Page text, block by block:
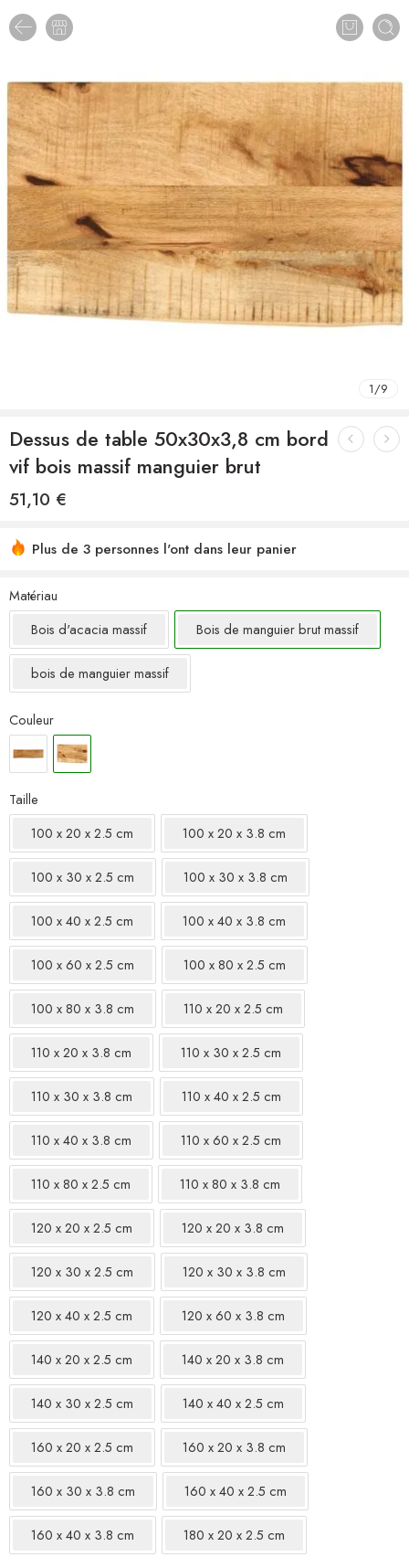
1/9
Dessus de table 50x30x3,8 cm bord
vif bois massif manguier brut
51,10 €
Plus de 3 personnes l'ont dans leur panier
Matériau
Bois d'acacia massif
Bois de manguier brut massif
bois de manguier massif
Couleur
Taille
100 x 20 x 2.5 cm
100 x 20 x 3.8 cm
100 x 30 x 2.5 cm 100 x 30 x 3.8 cm
100 x 40 x 2.5 cm 100 x 40 x 3.8 cm
100 x 60 x 2.5 cm 100 x 80 x 2.5 cm
100 x 80 x 3.8 cm 110 x 20 x 2.5 cm
110 x 20 x 3.8 cm 110 x 30 x 2.5 cm
110 x 30 x 3.8 cm 110 x 40 x 2.5 cm
110 x 40 x 3.8 cm 110 x 60 x 2.5 cm
110 x 80 x 2.5 cm 110 x 80 x 3.8 cm
120 x 20 x 2.5 cm 120 x 20 x 3.8 cm
120 x 30 x 2.5 cm 120 x 30 x 3.8 cm
120 x 40 x 2.5 cm 120 x 60 x 3.8 cm
140 x 20 x 2.5 cm 140 x 20 x 3.8 cm
140 x 30 x 2.5 cm 140 x 40 x 2.5 cm
160 x 20 x 2.5 cm 160 x 20 x 3.8 cm
160 x 30 x 3.8 cm 160 x 40 x 2.5 cm
160 x 40 x 3.8 cm 180 x 20 x 2.5 cm